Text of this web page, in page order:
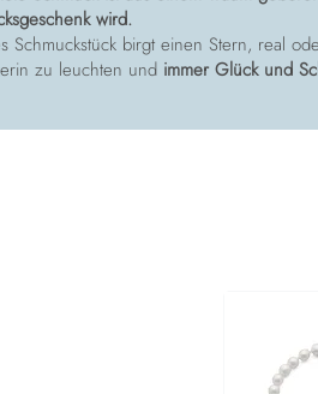
wird.
Schmuckstück birgt einen Stern, real
zu leuchten und immer Glück und